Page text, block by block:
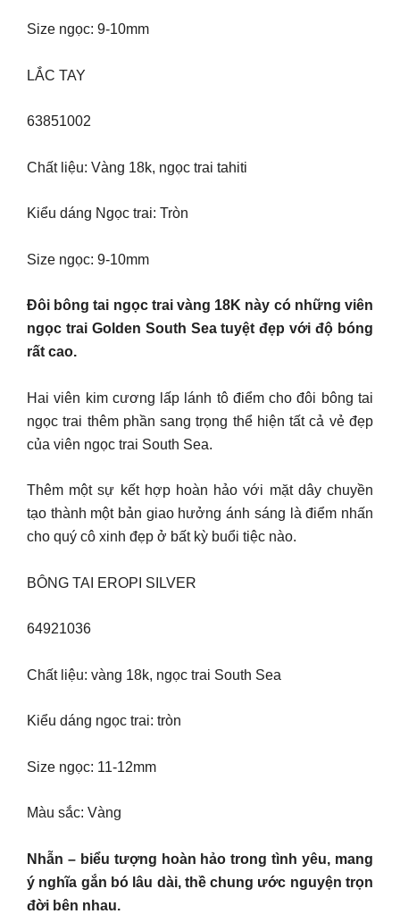
Size ngọc: 9-10mm
LẮC TAY
63851002
Chất liệu: Vàng 18k, ngọc trai tahiti
Kiểu dáng Ngọc trai: Tròn
Size ngọc: 9-10mm
Đôi bông tai ngọc trai vàng 18K này có những viên
ngọc trai Golden South Sea tuyệt đẹp với độ bóng
rất cao.
Hai viên kim cương lấp lánh tô điểm cho đôi bông tai
ngọc trai thêm phần sang trọng thể hiện tất cả vẻ đẹp
của viên ngọc trai South Sea.
Thêm một sự kết hợp hoàn hảo với mặt dây chuyền
tạo thành một bản giao hưởng ánh sáng là điểm nhấn
cho quý cô xinh đẹp ở bất kỳ buổi tiệc nào.
BÔNG TAI EROPI SILVER
64921036
Chất liệu: vàng 18k, ngọc trai South Sea
Kiểu dáng ngọc trai: tròn
Size ngọc: 11-12mm
Màu sắc: Vàng
Nhẫn – biểu tượng hoàn hảo trong tình yêu, mang
ý nghĩa gắn bó lâu dài, thề chung ước nguyện trọn
đời bên nhau.